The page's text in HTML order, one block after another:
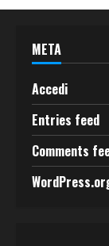
META
Accedi
Entries feed
Comments